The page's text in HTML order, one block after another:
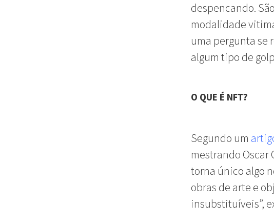
despencando.
modalidade
uma pergunta se
algum tipo de
O QUE É NFT?
Segundo um
mestrando Oscar
torna único algo
obras de arte e
insubstituíveis”,